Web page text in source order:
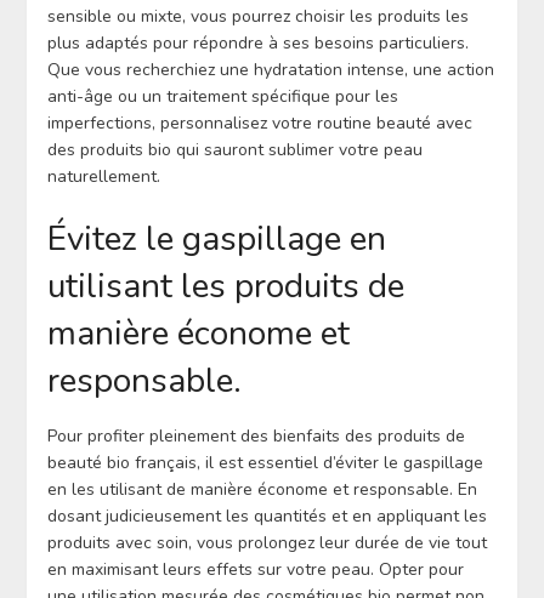
sensible ou mixte, vous pourrez choisir les produits les
plus adaptés pour répondre à ses besoins particuliers.
Que vous recherchiez une hydratation intense, une action
anti-âge ou un traitement spécifique pour les
imperfections, personnalisez votre routine beauté avec
des produits bio qui sauront sublimer votre peau
naturellement.
Évitez le gaspillage en
utilisant les produits de
manière économe et
responsable.
Pour profiter pleinement des bienfaits des produits de
beauté bio français, il est essentiel d’éviter le gaspillage
en les utilisant de manière économe et responsable. En
dosant judicieusement les quantités et en appliquant les
produits avec soin, vous prolongez leur durée de vie tout
en maximisant leurs effets sur votre peau. Opter pour